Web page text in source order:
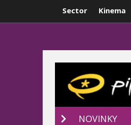
Sector Kinema
NOVINKY